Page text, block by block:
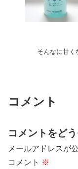
そんなに甘く
コメント
コメントをど
メールアドレスが
コメント ※